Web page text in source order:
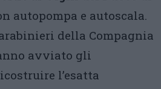
autopompa e autoscala.
della Compagnia
avviato gli
l’esatta